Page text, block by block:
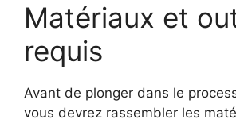
Matériaux et
requis
Avant de plonger dans le
vous devrez rassembler les